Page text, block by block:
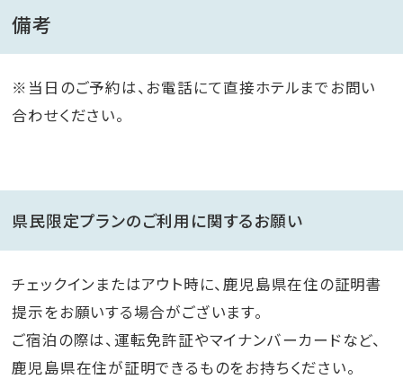
備考
※当日のご予約は、お電話にて直接ホテルまでお問い
合わせください。
県民限定プランのご利用に関するお願い
チェックインまたはアウト時に、鹿児島県在住の証明書
提示をお願いする場合がございます。
ご宿泊の際は、運転免許証やマイナンバーカードなど、
鹿児島県在住が証明できるものをお持ちください。